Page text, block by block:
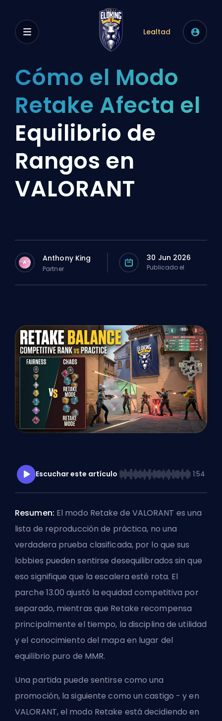
Lealtad
Cómo el Modo
Retake Afecta el
Equilibrio de
Rangos en
VALORANT
A Anthony King
Partner
30 Jun 2026
Publicado el
Escuchar este artículo 1:54
Resumen: El modo Retake de VALORANT es una
lista de reproducción de práctica, no una
verdadera prueba clasificada, por lo que sus
lobbies pueden sentirse desequilibrados sin que
eso signifique que la escalera esté rota. El
parche 13.00 ajustó la equidad competitiva por
separado, mientras que Retake recompensa
principalmente el tiempo, la disciplina de utilidad
y el conocimiento del mapa en lugar del
equilibrio puro de MMR.
Una partida puede sentirse como una
promoción, la siguiente como un castigo - y en
VALORANT, el modo Retake está decidiendo en